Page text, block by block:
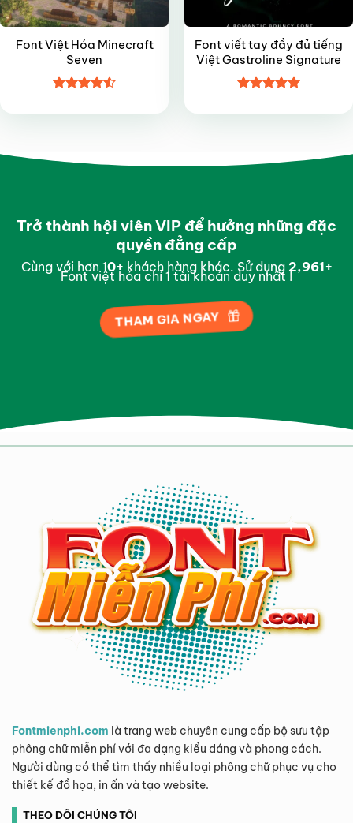
Font Việt Hóa Minecraft
Seven
hạng4.5
Font viết tay đầy đủ tiếng
Việt Gastroline Signature
hạng55
Trở thành hội viên VIP để hưởng những đặc
quyền đẳng cấp
Cùng với hơn 10+khách hàng khác. Sử dụng 2,998+
Font việt hóa chỉ 1 tài khoản duy nhất !
THAM GIA NGAY
Fontmienphi.com là trang web chuyên cung cấp bộ sưu tập
phông chữ miễn phí với đa dạng kiểu dáng và phong cách.
Người dùng có thể tìm thấy nhiều loại phông chữ phục vụ cho
thiết kế đồ họa, in ấn và tạo website.
THEO DÕI CHÚNG TÔI